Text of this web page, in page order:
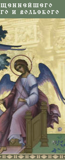
И ВОЛЬСКОГО